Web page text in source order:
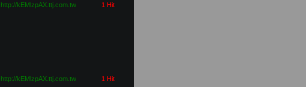
http://kEMlzpAX.ttj.com.tw 1 Hit
http://kEMlzpAX.ttj.com.tw 1 Hit